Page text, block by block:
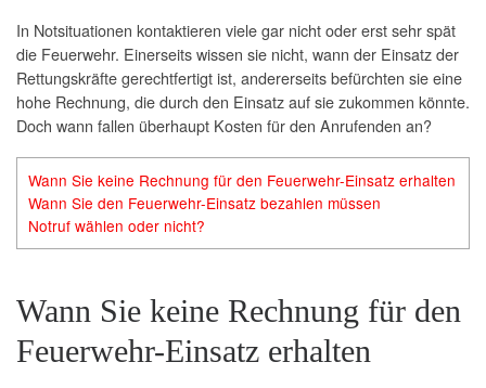
In Notsituationen kontaktieren viele gar nicht oder erst sehr spät
die Feuerwehr. Einerseits wissen sie nicht, wann der Einsatz der
Rettungskräfte gerechtfertigt ist, andererseits befürchten sie eine
hohe Rechnung, die durch den Einsatz auf sie zukommen könnte.
Doch wann fallen überhaupt Kosten für den Anrufenden an?
Wann Sie keine Rechnung für den Feuerwehr-Einsatz erhalten
Wann Sie den Feuerwehr-Einsatz bezahlen müssen
Notruf wählen oder nicht?
Wann Sie keine Rechnung für den
Feuerwehr-Einsatz erhalten